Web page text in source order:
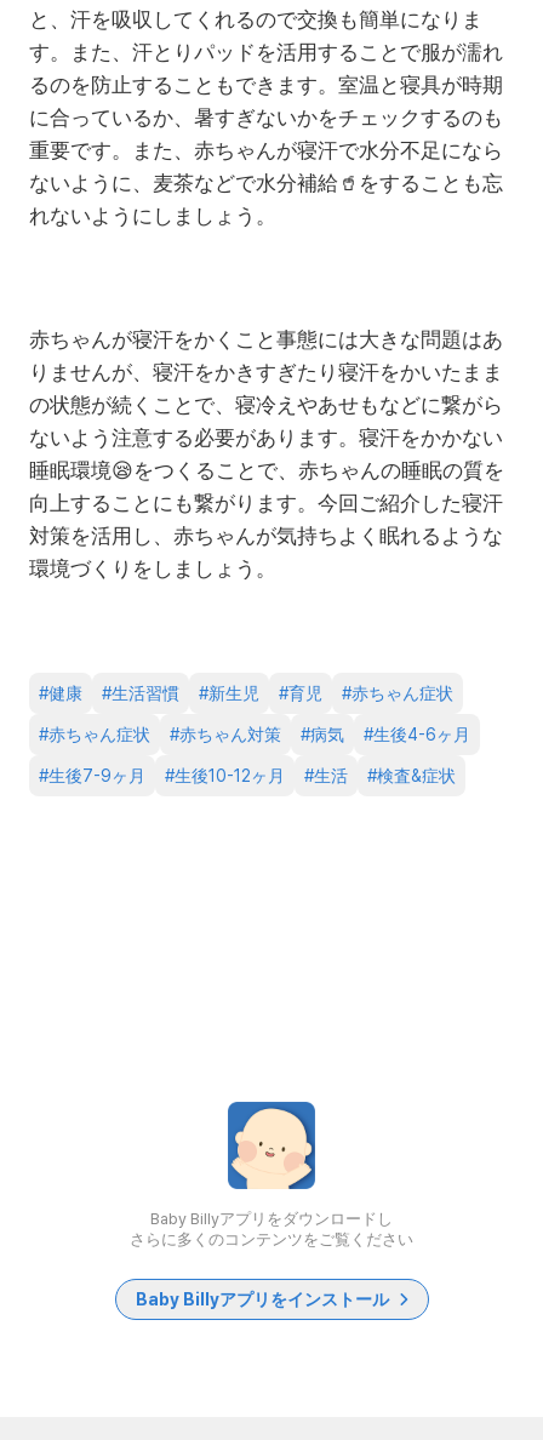
と、汗を吸収してくれるので交換も簡単になりま
す。また、汗とりパッドを活用することで服が濡れ
るのを防止することもできます。室温と寝具が時期
に合っているか、暑すぎないかをチェックするのも
重要です。また、赤ちゃんが寝汗で水分不足になら
ないように、麦茶などで水分補給🥤をすることも忘
れないようにしましょう。
赤ちゃんが寝汗をかくこと事態には大きな問題はあ
りませんが、寝汗をかきすぎたり寝汗をかいたまま
の状態が続くことで、寝冷えやあせもなどに繋がら
ないよう注意する必要があります。寝汗をかかない
睡眠環境😪をつくることで、赤ちゃんの睡眠の質を
向上することにも繋がります。今回ご紹介した寝汗
対策を活用し、赤ちゃんが気持ちよく眠れるような
環境づくりをしましょう。
#健康 #生活習慣 #新生児 #育児 #赤ちゃん症状
#赤ちゃん症状 #赤ちゃん対策 #病気 #生後4-6ヶ月
#生後7-9ヶ月 #生後10-12ヶ月 #生活 #検査&症状
Baby Billyアプリをダウンロードし
さらに多くのコンテンツをご覧ください
Baby Billyアプリをインストール